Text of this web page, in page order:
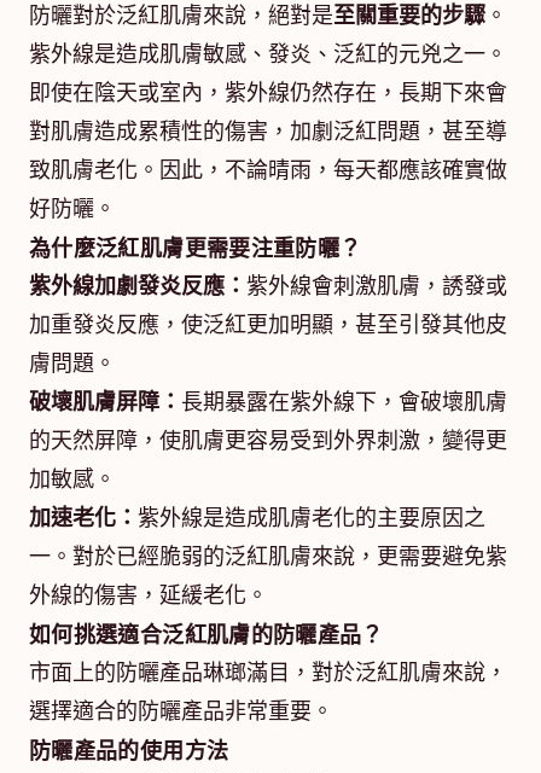
防曬對於泛紅肌膚來說，絕對是至關重要的步驟 。
紫外線是造成肌膚敏感、發炎、泛紅的元兇之一。
即使在陰天或室內，紫外線仍然存在，長期下來會
對肌膚造成累積性的傷害，加劇泛紅問題，甚至導
致肌膚老化。因此，不論晴雨，每天都應該確實做
好防曬。
為什麼泛紅肌膚更需要注重防曬？
紫外線加劇發炎反應： 紫外線會刺激肌膚，誘發或
加重發炎反應，使泛紅更加明顯，甚至引發其他皮
膚問題。
破壞肌膚屏障： 長期暴露在紫外線下，會破壞肌膚
的天然屏障，使肌膚更容易受到外界刺激，變得更
加敏感。
加速老化： 紫外線是造成肌膚老化的主要原因之
一。對於已經脆弱的泛紅肌膚來說，更需要避免紫
外線的傷害，延緩老化。
如何挑選適合泛紅肌膚的防曬產品？
市面上的防曬產品琳瑯滿目，對於泛紅肌膚來說，
選擇適合的防曬產品非常重要。
防曬產品的使用方法